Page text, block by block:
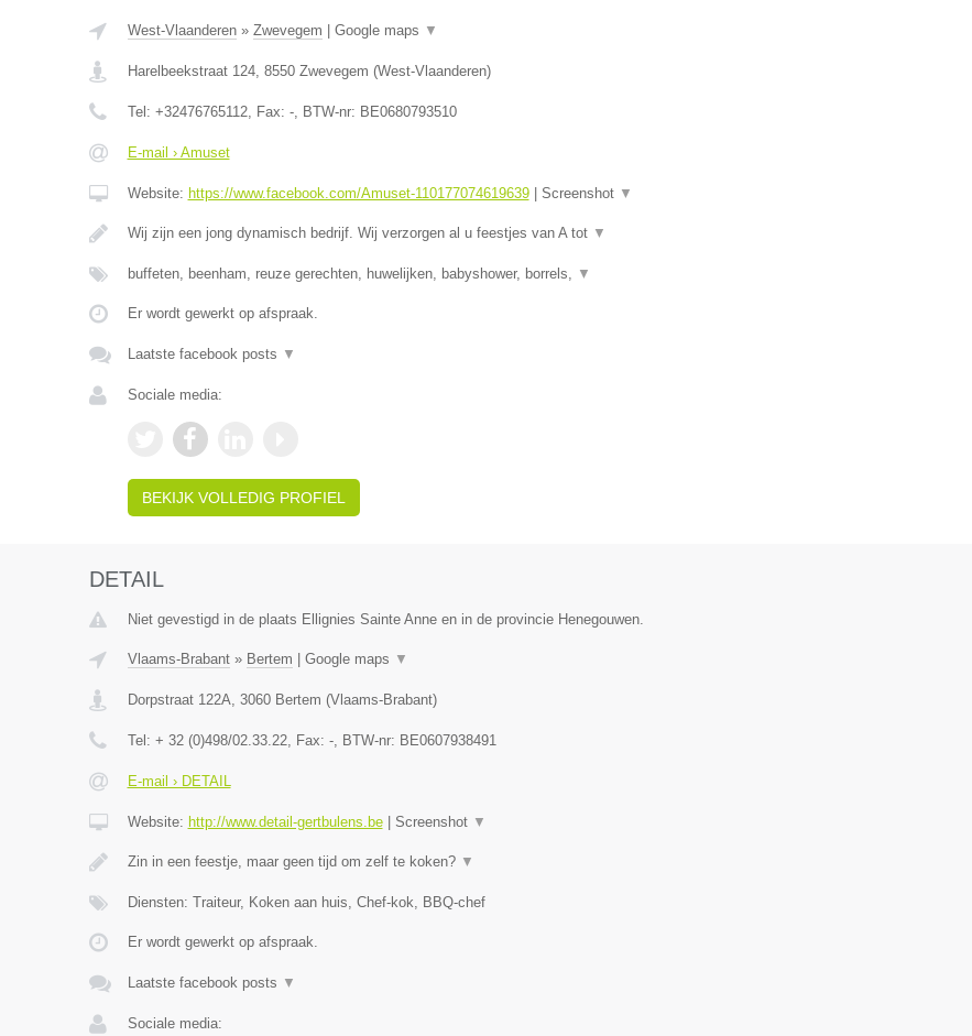
West-Vlaanderen» Zwevegem Google maps ▼
Harelbeekstraat 124, 8550 Zwevegem (West-Vlaanderen)
Tel: +32476765112, Fax: -, BTW-nr: BE0680793510
E-mail › Amuset
Website: https://www.facebook.com/Amuset-110177074619639| Screenshot ▼
Wij zijn een jong dynamisch bedrijf. Wij verzorgen al u feestjes van A tot ▼
buffeten, beenham, reuze gerechten, huwelijken, babyshower, borrels, ▼
Er wordt gewerkt op afspraak.
Laatste facebook posts ▼
Sociale media:
BEKIJK VOLLEDIG PROFIEL
DETAIL
Niet gevestigd in de plaats Ellignies Sainte Anne en in de provincie Henegouwen.
Vlaams-Brabant» Bertem Google maps ▼
Dorpstraat 122A, 3060 Bertem (Vlaams-Brabant)
Tel: + 32 (0)498/02.33.22, Fax: -, BTW-nr: BE0607938491
E-mail › DETAIL
Website: http://www.detail-gertbulens.be| Screenshot ▼
Zin in een feestje, maar geen tijd om zelf te koken? ▼
Diensten: Traiteur, Koken aan huis, Chef-kok, BBQ-chef
Er wordt gewerkt op afspraak.
Laatste facebook posts ▼
Sociale media: